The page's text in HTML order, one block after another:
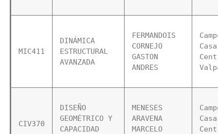
MIC411
DINÁMICA
ESTRUCTURAL
AVANZADA
FERMANDOIS
CORNEJO
GASTON
ANDRES
Casa
CIV370
DISEÑO
GEOMÉTRICO Y
CAPACIDAD
MENESES
ARAVENA
MARCELO
Casa